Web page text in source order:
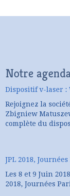
Notre
Dispositif v-laser :
Rejoignez la
Zbigniew
complète du
JPL 2018,
Les 8 et 9 Juin
2018, Journées